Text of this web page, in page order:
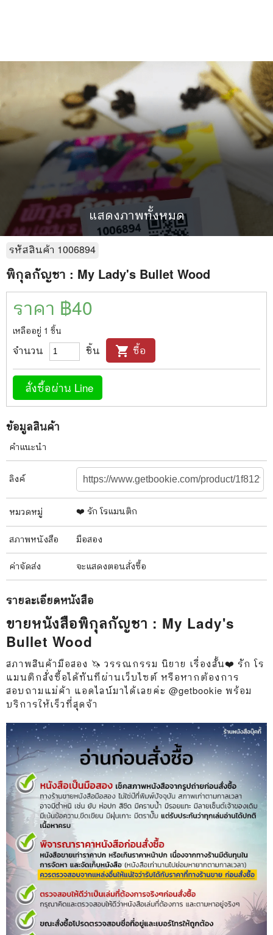
แสดงภาพทั้งหมด
รหัสสินค้า 1006894
พิกุลกัญชา : My Lady's Bullet Wood
ราคา ฿40
เหลืออยู่ 1 ชิ้น
จำนวน ชิ้น shopping_cart ซื้อ
สั่งซื้อผ่าน Line
ข้อมูลสินค้า
คำแนะนำ
ลิงค์
หมวดหมู่ ❤️ รัก โรแมนติก
สภาพหนังสือ มือสอง
ค่าจัดส่ง จะแสดงตอนสั่งซื้อ
รายละเอียดหนังสือ
ขายหนังสือพิกุลกัญชา : My Lady's
Bullet Wood
สภาพสินค้ามือสอง 🦄 วรรณกรรม นิยาย เรื่องสั้น❤️ รัก โร
แมนติกสั่งซื้อได้ทันทีผ่านเว็บไซต์ หรือหากต้องการ
สอบถามแม่ค้า แอดไลน์มาได้เลยค่ะ @getbookie พร้อม
บริการให้เร็วที่สุดจ้า